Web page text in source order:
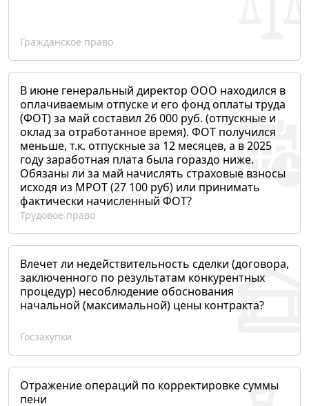
Гражданское право
В июне генеральный директор ООО находился в
оплачиваемым отпуске и его фонд оплаты труда
(ФОТ) за май составил 26 000 руб. (отпускные и
оклад за отработанное время). ФОТ получился
меньше, т.к. отпускные за 12 месяцев, а в 2025
году заработная плата была гораздо ниже.
Обязаны ли за май начислять страховые взносы
исходя из МРОТ (27 100 руб) или принимать
фактически начисленный ФОТ?
Трудовое право
Влечет ли недействительность сделки (договора,
заключенного по результатам конкурентных
процедур) несоблюдение обоснования
начальной (максимальной) цены контракта?
Госзакупки
Отражение операций по корректировке суммы
пени